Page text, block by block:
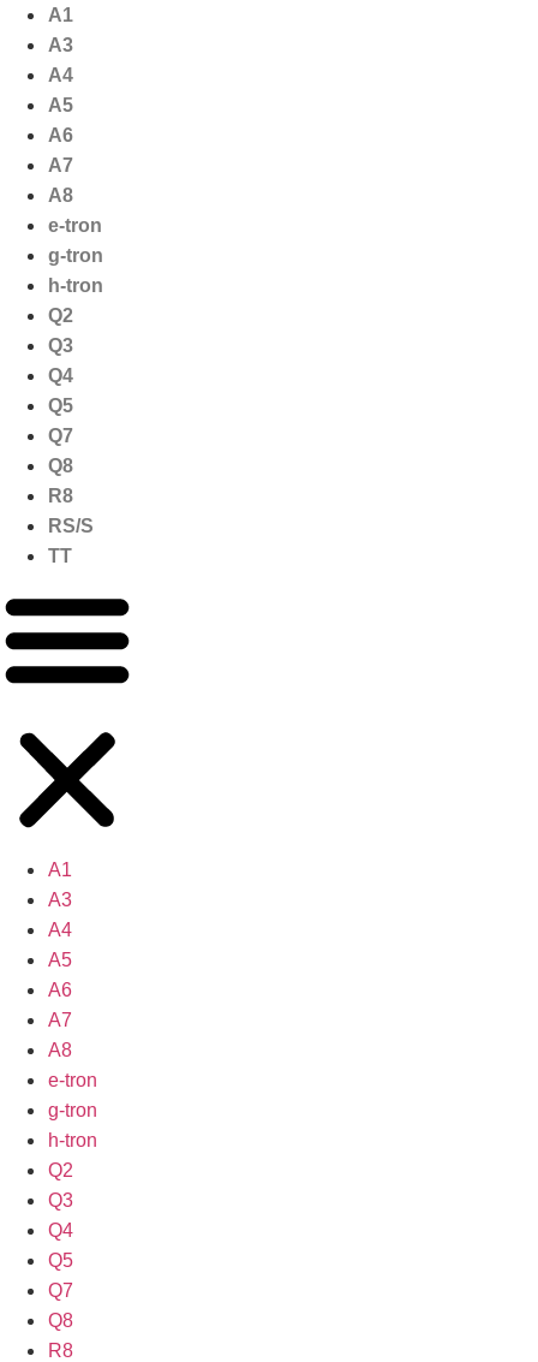
naar
inhoud
A1
A3
A4
A5
A6
A7
A8
e-tron
g-tron
h-tron
Q2
Q3
Q4
Q5
Q7
Q8
R8
RS/S
TT
A1
A3
A4
A5
A6
A7
A8
e-tron
g-tron
h-tron
Q2
Q3
Q4
Q5
Q7
Q8
R8